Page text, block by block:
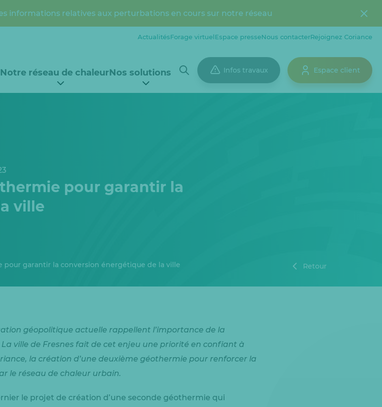
informations relatives aux perturbations en cours sur notre réseau
ActualitésForage virtuelEspace presseNous contacterRejoignez Coriance
Notre réseau de chaleurNos solutions Infos travaux Espace client
pour garantir la
ville
pour garantir la conversion énergétique de la ville Retour
géopolitique actuelle rappellent l’importance de la
ville de Fresnes fait de cet enjeu une priorité en confiant à
la création d’une deuxième géothermie pour renforcer la
le réseau de chaleur urbain.
le projet de création d’une seconde géothermie qui